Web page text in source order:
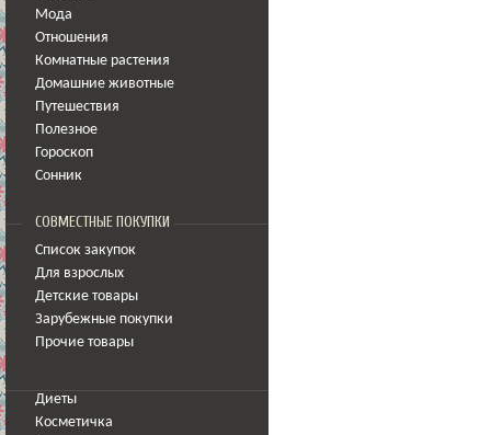
Мода
Отношения
Комнатные растения
Домашние животные
Путешествия
Полезное
Гороскоп
Сонник
СОВМЕСТНЫЕ ПОКУПКИ
Список закупок
Для взрослых
Детские товары
Зарубежные покупки
Прочие товары
Диеты
Косметичка